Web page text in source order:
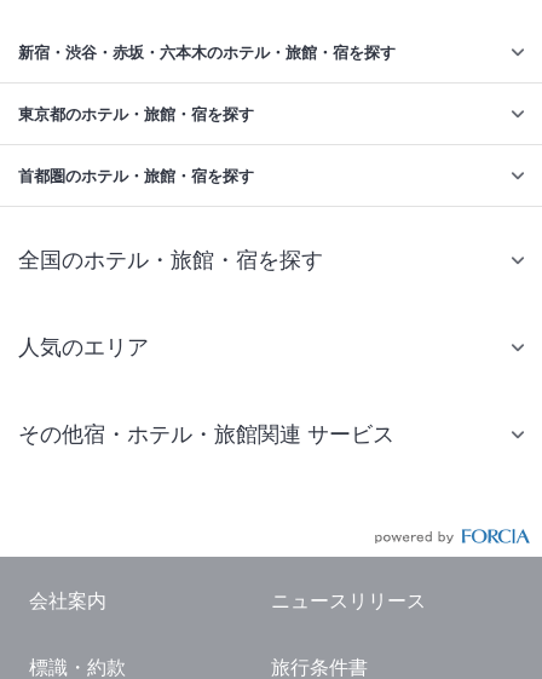
新宿・渋谷・赤坂・六本木のホテル・旅館・宿を探す
東京都のホテル・旅館・宿を探す
首都圏のホテル・旅館・宿を探す
全国のホテル・旅館・宿を探す
人気のエリア
仙台 ホテル
東京ドーム ホテル
その他宿・ホテル・旅館関連 サービス
会社案内 ニュースリリース
標識・約款 旅行条件書